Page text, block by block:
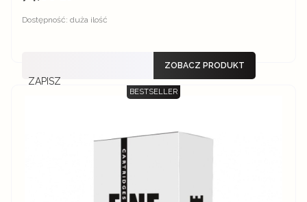
Dostępność: duża ilość
ZAPISZ
ZOBACZ PRODUKT
BESTSELLER